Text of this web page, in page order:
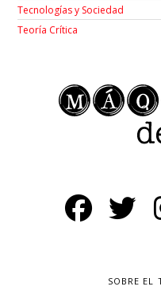
Tecnologías y Sociedad
Teoría Crítica
SOBRE EL